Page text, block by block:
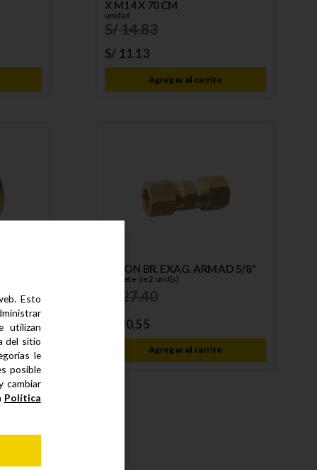
X M14 X 70 CM
unidad
S/14.83
S/ 11.13
Agregar al carrito
UNION BR. EXAG. ARMAD 5/8"
Paquete de 2 und(s)
27.40
20.55
Agregar al carrito
Esto
utilizan
del sitio
le
posible
cambiar
Política